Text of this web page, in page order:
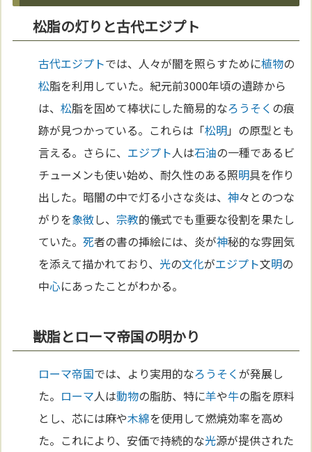
松脂の灯りと古代エジプト
古代エジプトでは、人々が闇を照らすために植物の
松脂を利用していた。紀元前3000年頃の遺跡から
は、松脂を固めて棒状にした簡易的なろうそく の痕
跡が見つかっている。これらは「松明」の原型とも
言える。さらに、 エジプト人は石油の一種であるビ
チューメンも使い始め、耐久性のある照明具を作り
出した。暗闇の中で灯る小さな炎は、神々とのつな
がりを象徴し、 宗教的儀式でも重要な役割を果たし
ていた。死者の書の挿絵には、炎が神秘的な雰囲気
を添えて描かれており、 光の文化がエジプト文明の
中心にあったことがわかる。
獣脂とローマ帝国の明かり
ローマ帝国では、より実用的なろうそくが発展し
た。 ローマ人は動物の脂肪、特に羊や牛の脂を原料
とし、芯には麻や木綿を使用して燃焼効率を高め
た。これにより、安価で持続的な光源が提供された